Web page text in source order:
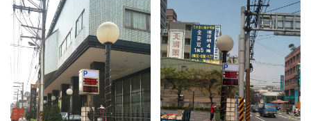
17.周邊配備-方向指示實績
18.周邊配備-車位架實績
20.智能汽機車充電樁設備實績
21.車道資訊看板實績